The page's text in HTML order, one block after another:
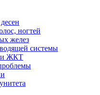
ногтей
желез
системы
и ЖКТ